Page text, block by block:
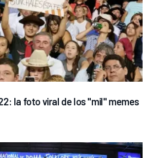
la foto viral de los "mil" memes